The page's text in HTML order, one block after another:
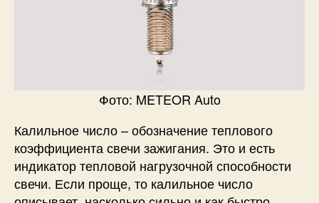
Фото: METEOR Auto​​
Калильное число – обозначение теплового
коэффициента свечи зажигания. Это и есть
индикатор тепловой нагрузочной способности
свечи. Если проще, то калильное число